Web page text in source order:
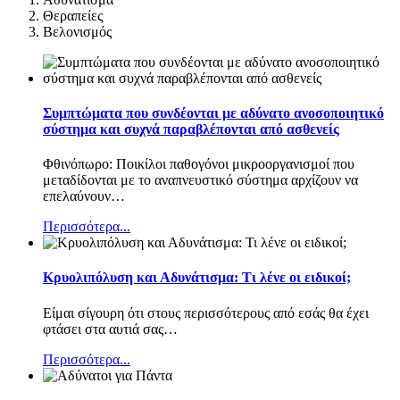
Θεραπείες
Βελονισμός
Συμπτώματα που συνδέονται με αδύνατο ανοσοποιητικό
σύστημα και συχνά παραβλέπονται από ασθενείς
Φθινόπωρο: Ποικίλοι παθογόνοι μικροοργανισμοί που
μεταδίδονται με το αναπνευστικό σύστημα αρχίζουν να
επελαύνουν…
Περισσότερα...
Κρυολιπόλυση και Αδυνάτισμα: Τι λένε οι ειδικοί;
Είμαι σίγουρη ότι στους περισσότερους από εσάς θα έχει
φτάσει στα αυτιά σας…
Περισσότερα...